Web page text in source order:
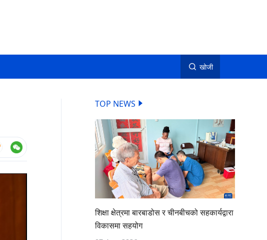
खोजी
TOP NEWS
शिक्षा क्षेत्रमा बारबाडोस र चीनबीचको सहकार्यद्वारा
विकासमा सहयोग